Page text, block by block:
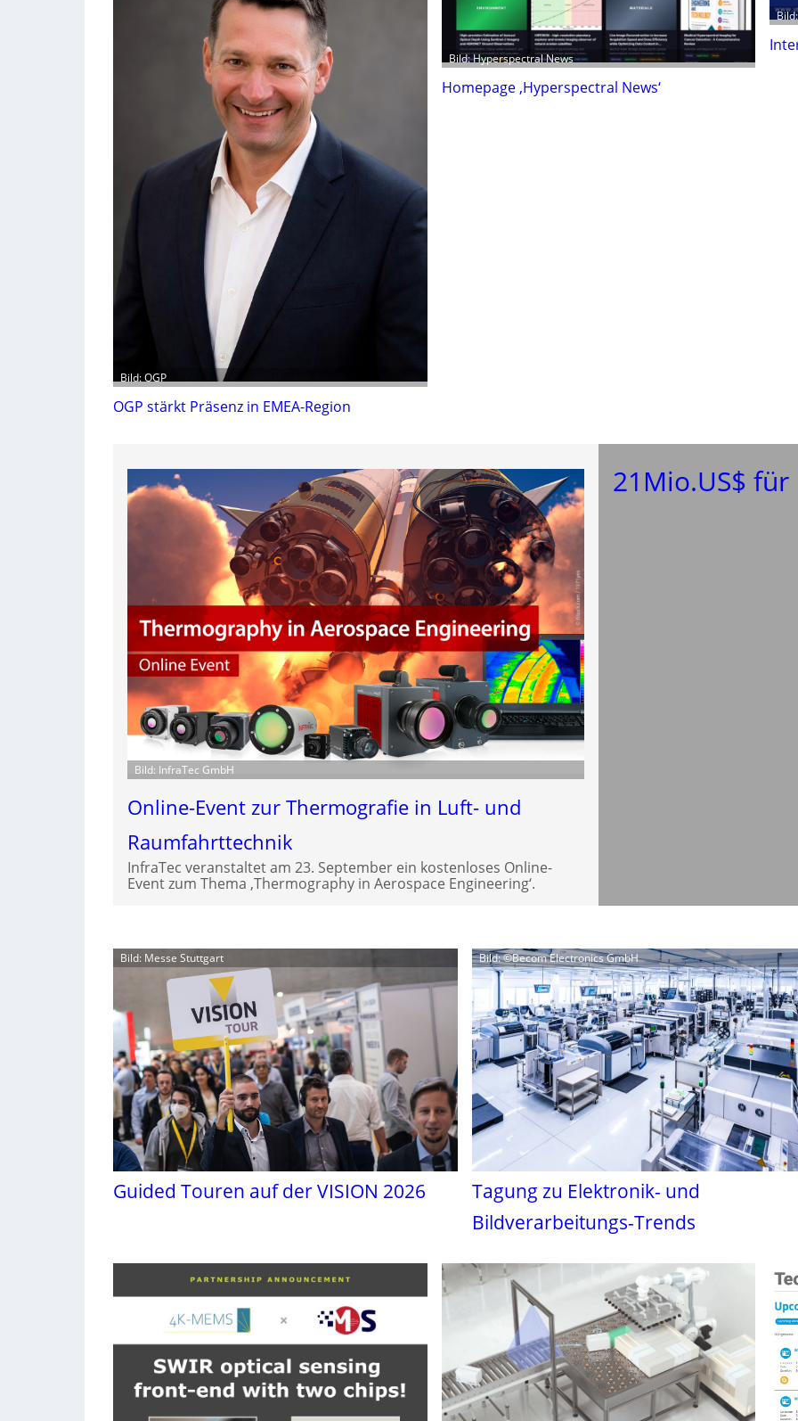
Bild: OGP
OGP stärkt Präsenz in EMEA-Region
Bild: Hyperspectral News
Homepage ‚Hyperspectral News‘
Bild: InfraTec GmbH
Online-Event zur Thermografie in Luft- und
Raumfahrttechnik
InfraTec veranstaltet am 23. September ein kostenloses Online-
Event zum Thema ‚Thermography in Aerospace Engineering‘.
21Mio.US$ für
Bild: Messe Stuttgart
Guided Touren auf der VISION 2026
Bild: ©Becom Electronics GmbH
Tagung zu Elektronik- und
Bildverarbeitungs-Trends